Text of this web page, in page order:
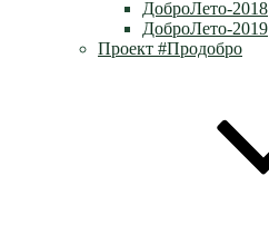
ДоброЛето-2018
ДоброЛето-2019
Проект #Продобро